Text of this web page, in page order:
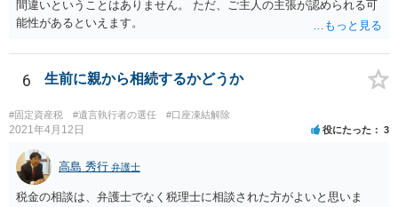
間違いということはありません。 ただ、ご主人の主張が認められる可
能性があるといえます。
6 生前に親から相続するかどうか
#固定資産税 #遺言執行者の選任 #口座凍結解除
2021年4月12日 役にたった 3
高島 秀行 弁護士
税金の相談は、弁護士でなく税理士に相談された方がよいと思いま